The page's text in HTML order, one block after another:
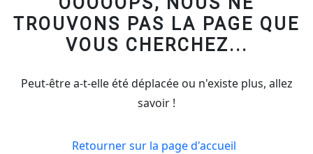
TROUVONS PAS LA PAGE QUE
VOUS CHERCHEZ...
Peut-être a-t-elle été déplacée ou n'existe plus, allez
savoir !
Retourner sur la page d'accueil